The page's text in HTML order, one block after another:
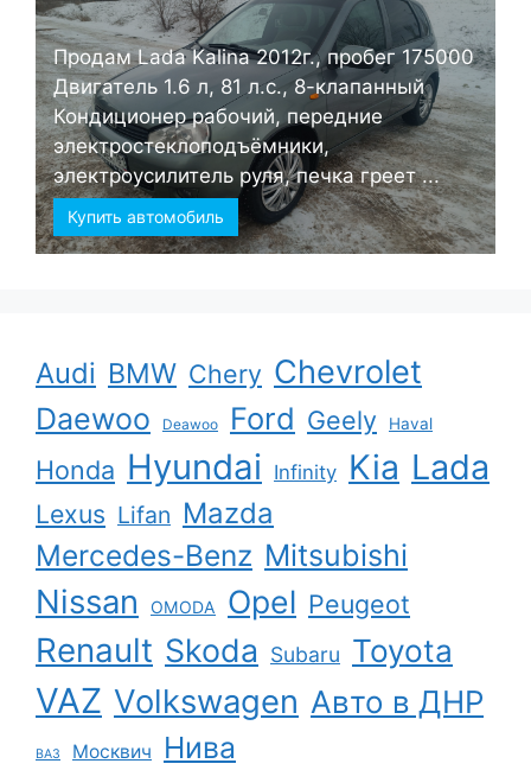
Продам Lada Kalina 2012г., пробег 175000
Двигатель 1.6 л, 81 л.с., 8-клапанный
Кондиционер рабочий, передние
электростеклоподъёмники,
электроусилитель руля, печка греет ...
Купить автомобиль
Audi BMW Chery Chevrolet
Daewoo Deawoo Ford Geely Haval
Honda Hyundai Infinity Kia Lada
Lexus Lifan Mazda
Mercedes-Benz Mitsubishi
Nissan OMODA Opel Peugeot
Renault Skoda Subaru Toyota
VAZ Volkswagen Авто в ДНР
ВАЗ Москвич Нива